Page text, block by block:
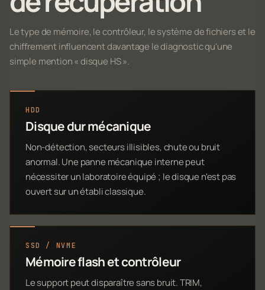
Le type de mémoire, le contrôleur, le système de fichiers et le
chiffrement influencent davantage le diagnostic qu'une
simple mention « disque HS ».
HDD
Disque dur mécanique
Non-détection, secteurs illisibles, chute ou bruit
anormal. Une panne mécanique interne peut
nécessiter un laboratoire équipé ; le disque n'est pas
ouvert sur un établi classique.
SSD / NVME
Mémoire flash et contrôleur
Le support peut disparaître sans bruit. TRIM,